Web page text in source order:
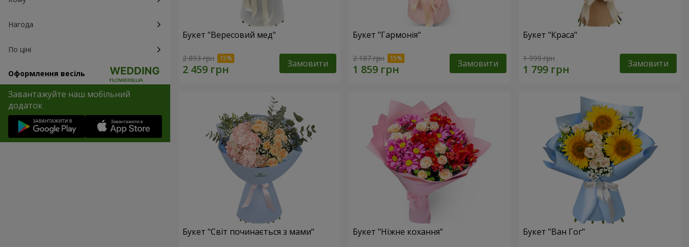
Нагода
По ціні
Оформлення весіль
Завантажуйте наш мобільний
додаток
Букет "Вересовий мед"
2 893 грн Замовити
Букет "Гармонія"
2 187 грн Замовити
Букет "Краса"
1 999 грн Замовити
Букет "Світ починається з мами" Букет "Ніжне кохання" Букет "Ван Гог"